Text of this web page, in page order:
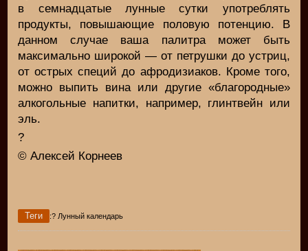
в семнадцатые лунные сутки употреблять
продукты, повышающие половую потенцию. В
данном случае ваша палитра может быть
максимально широкой — от петрушки до устриц,
от острых специй до афродизиаков. Кроме того,
можно выпить вина или другие «благородные»
алкогольные напитки, например, глинтвейн или
эль.
?
© Алексей Корнеев
Теги :? Лунный календарь